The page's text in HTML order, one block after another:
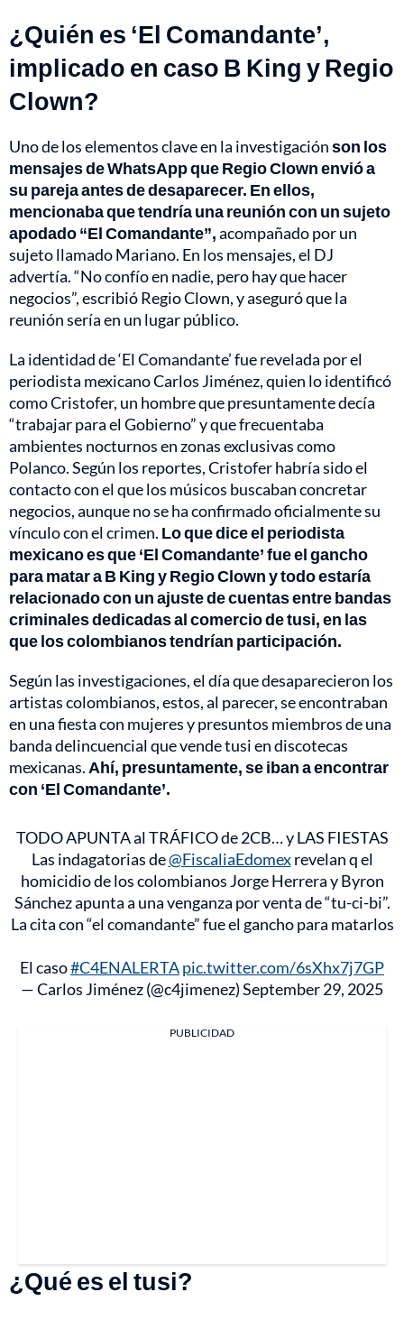
¿Quién es ‘El Comandante’,
implicado en caso B King y Regio
Clown?
Uno de los elementos clave en la investigaciónson los
mensajes de WhatsApp que Regio Clown envió a
su pareja antes de desaparecer. En ellos,
mencionaba que tendría una reunión con un sujeto
apodado “El Comandante”,acompañado por un
sujeto llamado Mariano. En los mensajes, el DJ
advertía. “No confío en nadie, pero hay que hacer
negocios”, escribió Regio Clown, y aseguró que la
reunión sería en un lugar público.
La identidad de ‘El Comandante’ fue revelada por el
periodista mexicano Carlos Jiménez, quien lo identificó
como Cristofer, un hombre que presuntamente decía
“trabajar para el Gobierno” y que frecuentaba
ambientes nocturnos en zonas exclusivas como
Polanco. Según los reportes, Cristofer habría sido el
contacto con el que los músicos buscaban concretar
negocios, aunque no se ha confirmado oficialmente su
vínculo con el crimen. Lo que dice el periodista
mexicano es que ‘El Comandante’ fue el gancho
para matar a B King y Regio Clown y todo estaría
relacionado con un ajuste de cuentas entre bandas
criminales dedicadas al comercio de tusi, en las
que los colombianos tendrían participación.
Según las investigaciones, el día que desaparecieron los
artistas colombianos, estos, al parecer, se encontraban
en una fiesta con mujeres y presuntos miembros de una
banda delincuencial que vende tusi en discotecas
mexicanas. Ahí, presuntamente, se iban a encontrar
con ‘El Comandante’.
TODO APUNTA al TRÁFICO de 2CB… y LAS FIESTAS
Las indagatorias de@FiscaliaEdomexrevelan q el
homicidio de los colombianos Jorge Herrera y Byron
Sánchez apunta a una venganza por venta de “tu-ci-bi”.
La cita con “el comandante” fue el gancho para matarlos
El caso#C4ENALERTApic.twitter.com/6sXhx7j7GP
— Carlos Jiménez (@c4jimenez)September 29, 2025
PUBLICIDAD
¿Qué es el tusi?